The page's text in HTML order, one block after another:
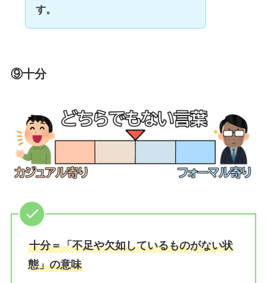
す。
⑨十分
十分＝「不足や欠如しているものがない状
態」の意味